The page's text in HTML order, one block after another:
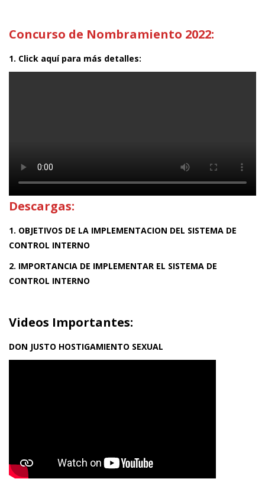
Concurso de Nombramiento 2022:
1. Click aquí para más detalles:
Descargas:
1. OBJETIVOS DE LA IMPLEMENTACION DEL SISTEMA DE
CONTROL INTERNO
2. IMPORTANCIA DE IMPLEMENTAR EL SISTEMA DE
CONTROL INTERNO
Videos Importantes:
DON JUSTO HOSTIGAMIENTO SEXUAL